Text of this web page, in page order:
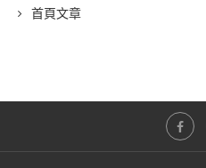
首頁文章